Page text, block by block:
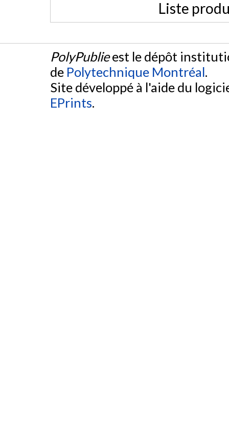
Liste
PolyPublieest le dépôt
de Polytechnique Montréal.
Site développé à l'aide du
EPrints.